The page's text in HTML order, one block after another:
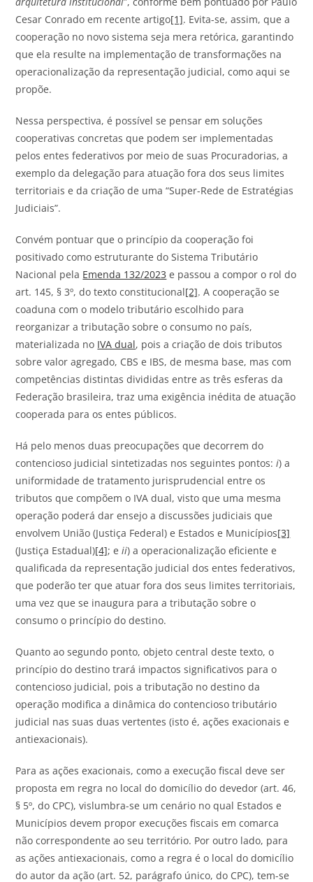
Cesar Conrado em recente artigo[1]. Evita-se, assim, que a
cooperação no novo sistema seja mera retórica, garantindo
que ela resulte na implementação de transformações na
operacionalização da representação judicial, como aqui se
propõe.
Nessa perspectiva, é possível se pensar em soluções
cooperativas concretas que podem ser implementadas
pelos entes federativos por meio de suas Procuradorias, a
exemplo da delegação para atuação fora dos seus limites
territoriais e da criação de uma “Super-Rede de Estratégias
Judiciais”.
Convém pontuar que o princípio da cooperação foi
positivado como estruturante do Sistema Tributário
Nacional pela Emenda 132/2023 e passou a compor o rol do
art. 145, § 3º, do texto constitucional[2]. A cooperação se
coaduna com o modelo tributário escolhido para
reorganizar a tributação sobre o consumo no país,
materializada no IVA dual, pois a criação de dois tributos
sobre valor agregado, CBS e IBS, de mesma base, mas com
competências distintas divididas entre as três esferas da
Federação brasileira, traz uma exigência inédita de atuação
cooperada para os entes públicos.
Há pelo menos duas preocupações que decorrem do
contencioso judicial sintetizadas nos seguintes pontos:i) a
uniformidade de tratamento jurisprudencial entre os
tributos que compõem o IVA dual, visto que uma mesma
operação poderá dar ensejo a discussões judiciais que
envolvem União (Justiça Federal) e Estados e Municípios[3]
(Justiça Estadual)[4]; eii) a operacionalização eficiente e
qualificada da representação judicial dos entes federativos,
que poderão ter que atuar fora dos seus limites territoriais,
uma vez que se inaugura para a tributação sobre o
consumo o princípio do destino.
Quanto ao segundo ponto, objeto central deste texto, o
princípio do destino trará impactos significativos para o
contencioso judicial, pois a tributação no destino da
operação modifica a dinâmica do contencioso tributário
judicial nas suas duas vertentes (isto é, ações exacionais e
antiexacionais).
Para as ações exacionais, como a execução fiscal deve ser
proposta em regra no local do domicílio do devedor (art. 46,
§ 5º, do CPC), vislumbra-se um cenário no qual Estados e
Municípios devem propor execuções fiscais em comarca
não correspondente ao seu território. Por outro lado, para
as ações antiexacionais, como a regra é o local do domicílio
do autor da ação (art. 52, parágrafo único, do CPC), tem-se